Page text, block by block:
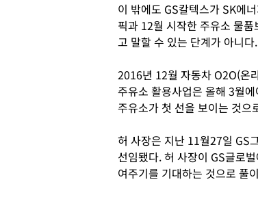
이 밖에도 GS칼텍스가 SK에
픽과 12월 시작한 주유소 물
고 말할 수 있는 단계가 아니다.
2016년 12월 자동차 O2O(온
주유소 활용사업은 올해 3월
주유소가 첫 선을 보이는 것으
허 사장은 지난 11월27일 GS
선임됐다. 허 사장이 GS글로
여주기를 기대하는 것으로 풀